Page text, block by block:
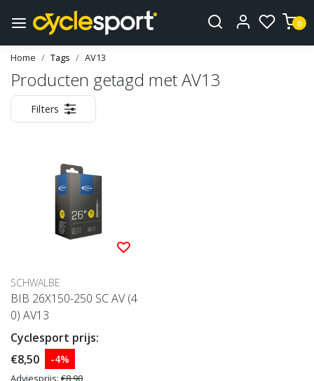
0
Home Tags AV13
Producten getagd met AV13
Filters
SCHWALBE
BIB 26X150-250 SC AV (4
0) AV13
Cyclesport prijs:
€8,50
-4%
Adviesprijs: €8,90